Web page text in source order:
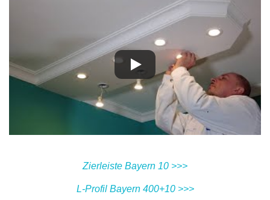
Zierleiste Bayern 10 >>>
L-Profil Bayern 400+10 >>>